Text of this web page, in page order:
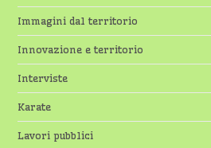
Immagini dal territorio
Innovazione e territorio
Interviste
Karate
Lavori pubblici